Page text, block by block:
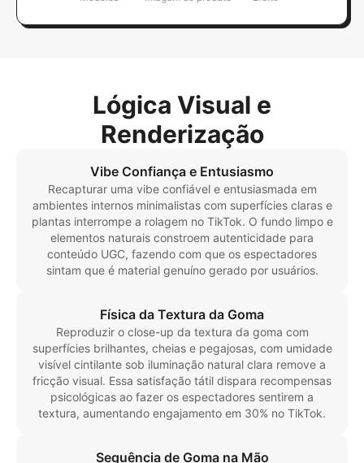
Lógica Visual e
Renderização
Vibe Confiança e Entusiasmo
Recapturar uma vibe confiável e entusiasmada em
ambientes internos minimalistas com superfícies claras e
plantas interrompe a rolagem no TikTok. O fundo limpo e
elementos naturais constroem autenticidade para
conteúdo UGC, fazendo com que os espectadores
sintam que é material genuíno gerado por usuários.
Física da Textura da Goma
Reproduzir o close-up da textura da goma com
superfícies brilhantes, cheias e pegajosas, com umidade
visível cintilante sob iluminação natural clara remove a
fricção visual. Essa satisfação tátil dispara recompensas
psicológicas ao fazer os espectadores sentirem a
textura, aumentando engajamento em 30% no TikTok.
Sequência de Goma na Mão